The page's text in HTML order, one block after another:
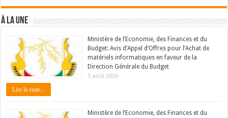
À LA UNE
Ministère de l’Economie, des Finances et du
Budget: Avis d’Appel d’Offres pour l’Achat de
matériels informatiques en faveur de la
Direction Générale du Budget
5 août 2026
Lire la suite...
Ministère de l’Economie, des Finances et du